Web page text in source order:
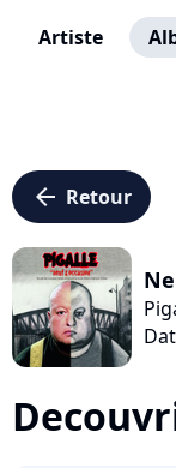
Artiste
arrow_left Retour